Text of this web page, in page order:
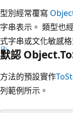
型別經常覆寫
字串表示。 類型也
式字串或文化敏感
默認
方法的預設實作
列範例所示。